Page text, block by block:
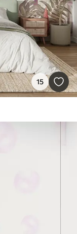
15